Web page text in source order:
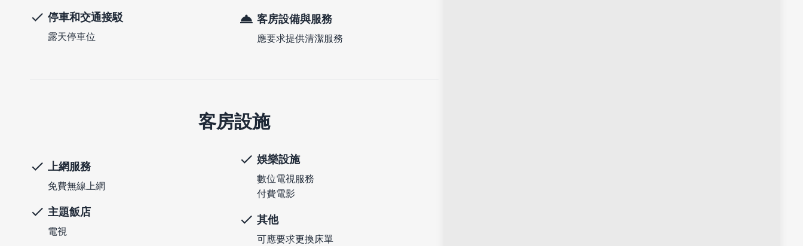
停車和交通接駁
露天停車位
客房設備與服務
應要求提供清潔服務
客房設施
上網服務
免費無線上網
主題飯店
電視
娛樂設施
數位電視服務
付費電影
其他
可應要求更換床單